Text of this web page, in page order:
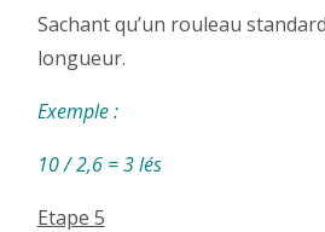
Sachant qu’un rouleau
longueur.
Exemple :
10 / 2,6 = 3 lés
Etape 5